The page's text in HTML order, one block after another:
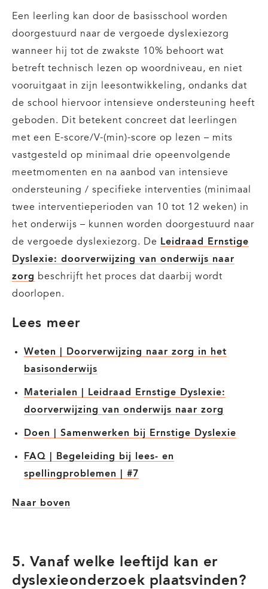
Een leerling kan door de basisschool worden
doorgestuurd naar de vergoede dyslexiezorg
wanneer hij tot de zwakste 10% behoort wat
betreft technisch lezen op woordniveau, en niet
vooruitgaat in zijn leesontwikkeling, ondanks dat
de school hiervoor intensieve ondersteuning heeft
geboden. Dit betekent concreet dat leerlingen
met een E-score/V-(min)-score op lezen – mits
vastgesteld op minimaal drie opeenvolgende
meetmomenten en na aanbod van intensieve
ondersteuning / specifieke interventies (minimaal
twee interventieperioden van 10 tot 12 weken) in
het onderwijs – kunnen worden doorgestuurd naar
de vergoede dyslexiezorg. De
Leidraad Ernstige
Dyslexie: doorverwijzing van onderwijs naar
zorg beschrijft het proces dat daarbij wordt
doorlopen.
Lees meer
Weten | Doorverwijzing naar zorg in het
basisonderwijs
Materialen | Leidraad Ernstige Dyslexie:
doorverwijzing van onderwijs naar zorg
Doen | Samenwerken bij Ernstige Dyslexie
FAQ | Begeleiding bij lees- en
spellingproblemen | #7
Naar boven
5. Vanaf welke leeftijd kan er
dyslexieonderzoek plaatsvinden?